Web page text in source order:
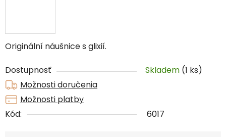
Originální náušnice s glixií.
Dostupnosť Skladem (1 ks)
Možnosti doručenia
Možnosti platby
Kód:
6017